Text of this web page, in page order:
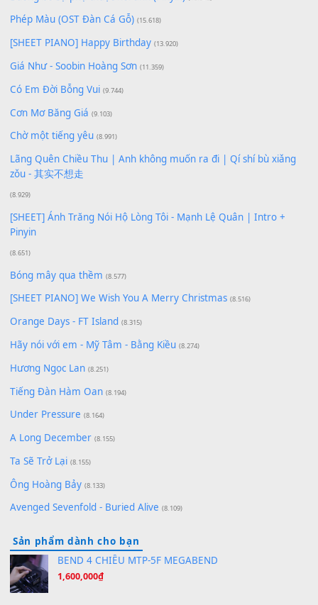
Để lại một bình luận
Bạn phảiđăng nhập để gửi bình luận.
Xem nhiều nhất
Buông bỏ sự phụ thuộc nơi anh (Pinyin)
Phép Màu (OST Đàn Cá Gỗ) (15.618)
[SHEET PIANO] Happy Birthday
Giá Như - Soobin Hoàng Sơn (11.359)
Cơn Mơ Băng Giá (9.103)
Chờ một tiếng yêu (8.991)
Lãng Quên Chiều Thu | Anh không muốn ra đi | Qí shí bù
zǒu - 其实不想走
[SHEET] Ánh Trăng Nói Hộ Lòng Tôi - Mạnh Lệ Quân | Intro +
Pinyin
[SHEET PIANO] We Wish You A Merry Christmas
Orange Days - FT Island (8.315)
Hương Ngọc Lan (8.251)
Tiếng Đàn Hàm Oan